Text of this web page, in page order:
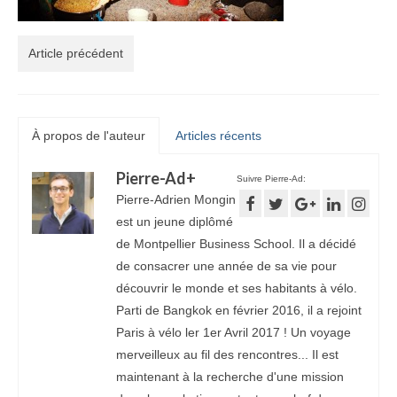
Article précédent
À propos de l'auteur Articles récents
Suivre Pierre-Ad:
Pierre-Ad+
Pierre-Adrien Mongin
est un jeune diplômé
de Montpellier Business School. Il a décidé
de consacrer une année de sa vie pour
découvrir le monde et ses habitants à vélo.
Parti de Bangkok en février 2016, il a rejoint
Paris à vélo ler 1er Avril 2017 ! Un voyage
merveilleux au fil des rencontres... Il est
maintenant à la recherche d'une mission